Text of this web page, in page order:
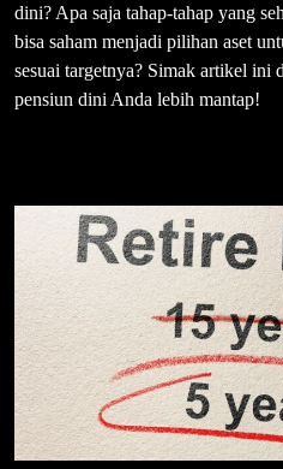
dini? Apa saja tahap-tahap yang
bisa saham menjadi pilihan aset
sesuai targetnya? Simak artikel ini
pensiun dini Anda lebih mantap!